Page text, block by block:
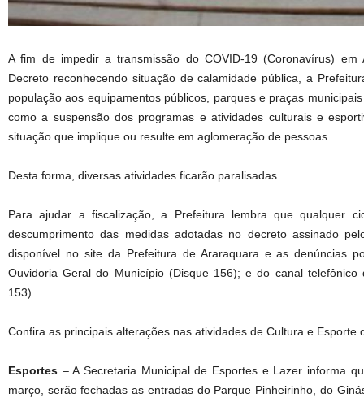
A fim de impedir a transmissão do COVID-19 (Coronavírus)
Decreto reconhecendo situação de calamidade pública, a
população aos equipamentos públicos, parques e praças
como a suspensão dos programas e atividades culturais e
situação que implique ou resulte em aglomeração de pessoas.
Desta forma, diversas atividades ficarão paralisadas.
Para ajudar a fiscalização, a Prefeitura lembra que qualquer
descumprimento das medidas adotadas no decreto assinado
disponível no site da Prefeitura de Araraquara e as denúncias
Ouvidoria Geral do Município (Disque 156); e do canal telefônico
153).
Confira as principais alterações nas atividades de Cultura e Esporte
Esportes – A Secretaria Municipal de Esportes e Lazer informa
março, serão fechadas as entradas do Parque Pinheirinho, do